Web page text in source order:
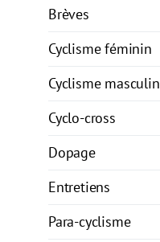
Brèves
Cyclisme féminin
Cyclisme masculin
Cyclo-cross
Dopage
Entretiens
Para-cyclisme